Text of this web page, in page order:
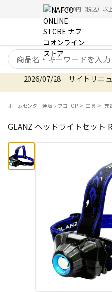
5,000円（税込）以
検索キーワード
2026/07/28 サイトリニ
ホームセンター通販 ナフコTOP 工具 充
GLANZ ヘッドライトセット